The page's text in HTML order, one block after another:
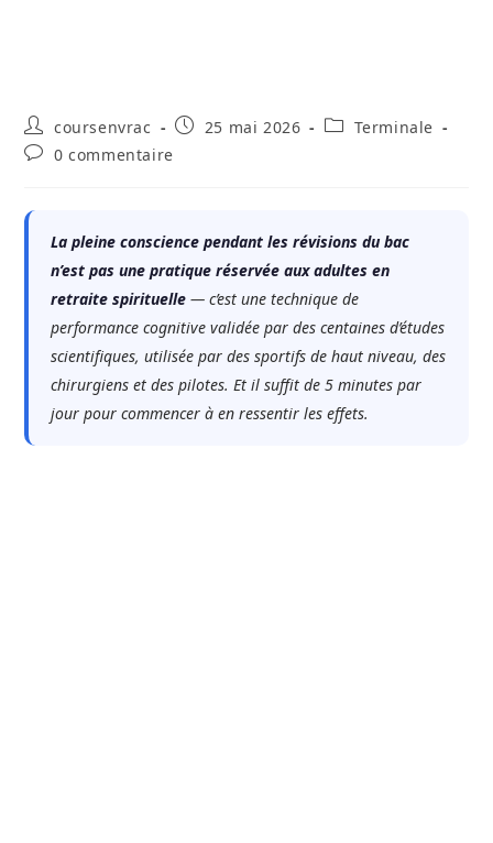
Auteur/autrice
de
la
coursenvrac
Publication
25 mai 2026
PostTerminale
Commentaires
publication :
0 commentaire
La pleine conscience pendant les révisions du bac
n’est pas une pratique réservée aux adultes en
retraite spirituelle — c’est une technique de
performance cognitive validée par des centaines d’études
scientifiques, utilisée par des sportifs de haut niveau, des
chirurgiens et des pilotes. Et il suffit de 5 minutes par
jour pour commencer à en ressentir les effets.